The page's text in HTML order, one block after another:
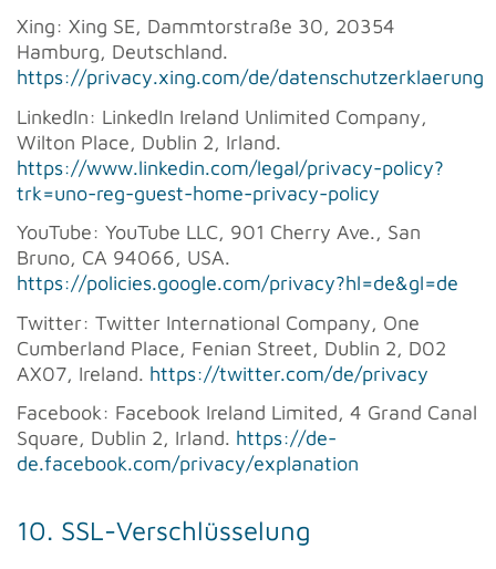
Xing: Xing SE, Dammtorstraße 30, 20354
Hamburg, Deutschland.
https://privacy.xing.com/de/datenschutzerklaerung
LinkedIn: LinkedIn Ireland Unlimited Company,
Wilton Place, Dublin 2, Irland.
https://www.linkedin.com/legal/privacy-policy?
trk=uno-reg-guest-home-privacy-policy
YouTube: YouTube LLC, 901 Cherry Ave., San
Bruno, CA 94066, USA.
https://policies.google.com/privacy?hl=de&gl=de
Twitter: Twitter International Company, One
Cumberland Place, Fenian Street, Dublin 2, D02
AX07, Ireland. https://twitter.com/de/privacy
Facebook: Facebook Ireland Limited, 4 Grand Canal
Square, Dublin 2, Irland. https://de-
de.facebook.com/privacy/explanation
10. SSL-Verschlüsselung